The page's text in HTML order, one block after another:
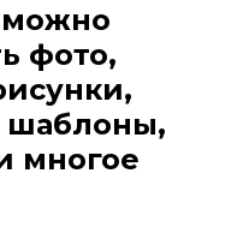
можно
фото,
шаблоны,
многое